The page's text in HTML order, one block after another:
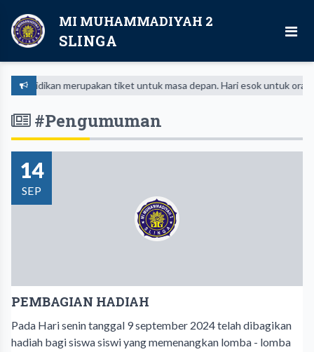
MI MUHAMMADIYAH 2
SLINGA
merupakan tiket untuk masa depan. Hari esok untuk orang-
#Pengumuman
14
SEP
PEMBAGIAN HADIAH
Pada Hari senin tanggal 9 september 2024 telah dibagikan
hadiah bagi siswa siswi yang memenangkan lomba - lomba